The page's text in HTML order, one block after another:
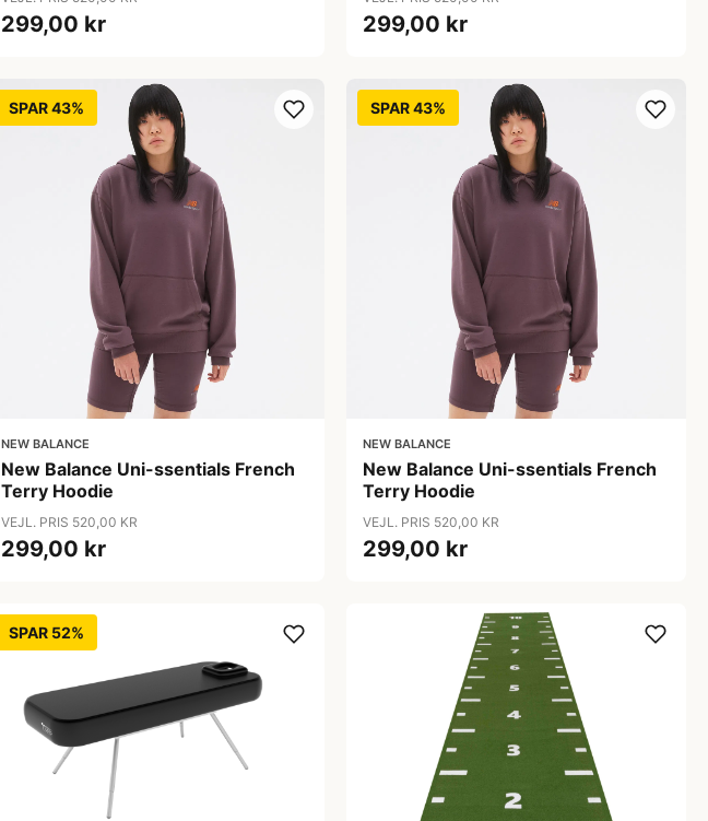
299,00 kr 299,00 kr
SPAR 43%
NEW BALANCE
New Balance Uni-ssentials French
Terry Hoodie
VEJL. PRIS 520,00 KR
299,00 kr
SPAR 43%
NEW BALANCE
New Balance Uni-ssentials French
Terry Hoodie
VEJL. PRIS 520,00 KR
299,00 kr
SPAR 52%